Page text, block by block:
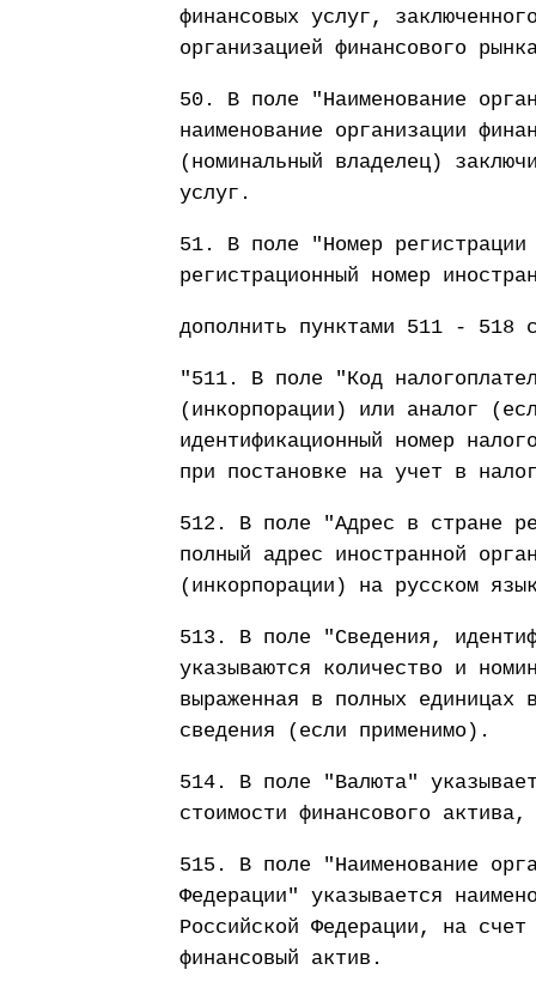
финансовых услуг,
организацией финансового
50. В поле "Наименование
наименование организации
(номинальный владелец)
услуг.
51. В поле "Номер регистрации
регистрационный номер
дополнить пунктами 511 - 518
"511. В поле "Код
(инкорпорации) или аналог
идентификационный номер
при постановке на учет в
512. В поле "Адрес в стране
полный адрес иностранной
(инкорпорации) на русском
513. В поле "Сведения,
указываются количество и
выраженная в полных единицах
сведения (если применимо).
514. В поле "Валюта"
стоимости финансового
515. В поле "Наименование
Федерации" указывается
Российской Федерации, на
финансовый актив.